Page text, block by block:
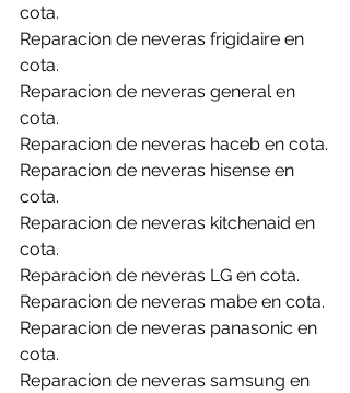
cota.
Reparacion de neveras frigidaire en
cota.
Reparacion de neveras general en
cota.
Reparacion de neveras haceb en cota.
Reparacion de neveras hisense en
cota.
Reparacion de neveras kitchenaid en
cota.
Reparacion de neveras LG en cota.
Reparacion de neveras mabe en cota.
Reparacion de neveras panasonic en
cota.
Reparacion de neveras samsung en